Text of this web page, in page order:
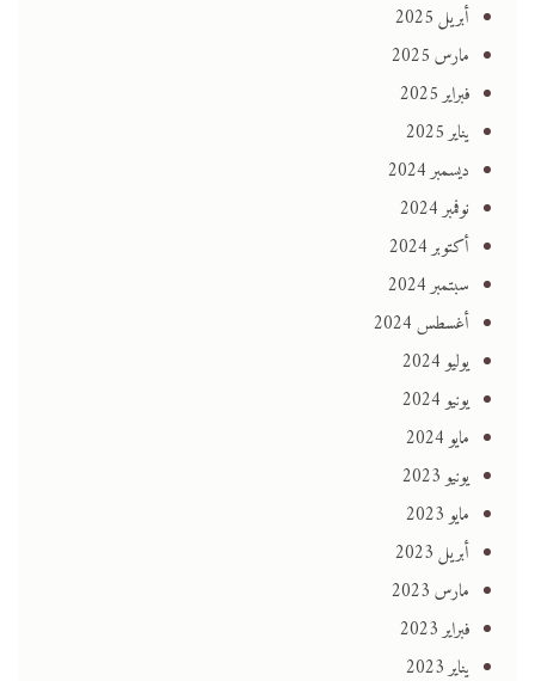
أبريل 2025
مارس 2025
فبراير 2025
يناير 2025
ديسمبر 2024
نوفمبر 2024
أكتوبر 2024
سبتمبر 2024
أغسطس 2024
يوليو 2024
يونيو 2024
مايو 2024
يونيو 2023
مايو 2023
أبريل 2023
مارس 2023
فبراير 2023
يناير 2023